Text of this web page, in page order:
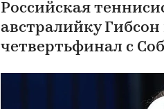
Российская
австралийку
четвертьфинал с